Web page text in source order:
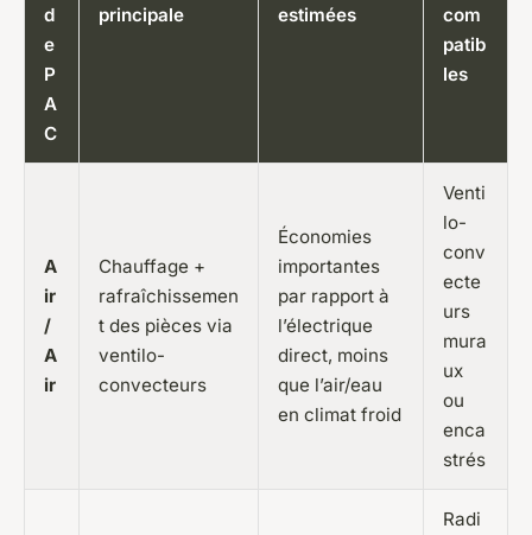
d
e
P
A
C
principale estimées
com
patib
les
A
ir
/
A
ir
Chauffage +
rafraîchissemen
t des pièces via
ventilo-
convecteurs
Économies
importantes
par rapport à
l’électrique
direct, moins
que l’air/eau
en climat froid
Venti
lo-
conv
ecte
urs
mura
ux
ou
enca
strés
Radi